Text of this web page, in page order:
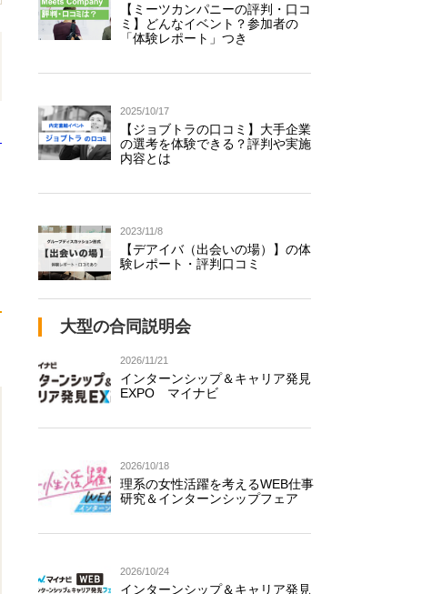
【ミーツカンパニーの評判・口コ
ミ】どんなイベント？参加者の
「体験レポート」つき
2025/10/17
【ジョブトラの口コミ】大手企業
の選考を体験できる？評判や実施
内容とは
2023/11/8
【デアイバ（出会いの場）】の体
験レポート・評判口コミ
大型の合同説明会
2026/11/21
インターンシップ＆キャリア発見
EXPO マイナビ
2026/10/18
理系の女性活躍を考えるWEB仕事
研究＆インターンシップフェア
2026/10/24
インターンシップ＆キャリア発見